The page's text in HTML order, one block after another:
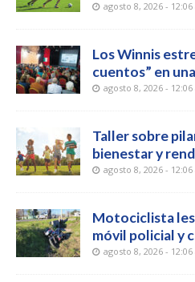
agosto 8, 2026 - 12:06
Los Winnis
cuentos” en
agosto 8, 2026 - 12:06
Taller sobre
bienestar y
agosto 8, 2026 - 12:06
Motociclista
móvil policial y
agosto 8, 2026 - 12:06